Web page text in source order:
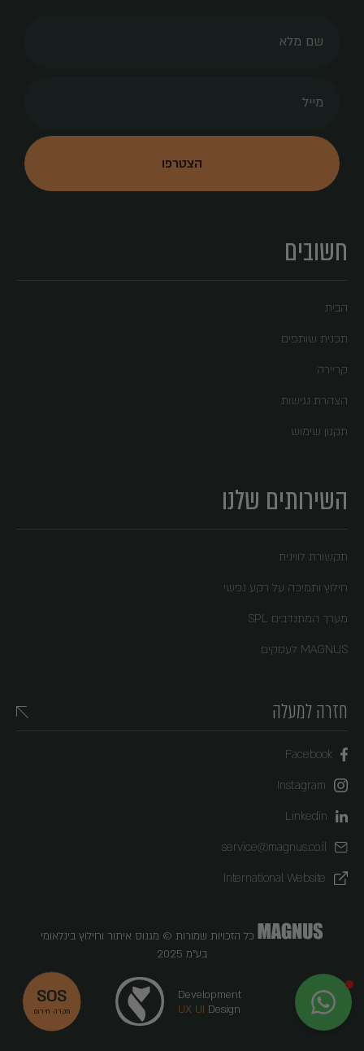
SOS
מקרה חירום
חשובים
הבית
תכנית שותפים
קריירה
הצהרת נגישות
תקנון שימוש
השירותים שלנו
תקשורת לווינית
חילוץ ותמיכה על רקע נפשי
מערך המתנדבים SPL
MAGNUS לעסקים
חזרה למעלה
Facebook
Instagram
Linkedin
service@magnus.co.il
International Website
כל הזכויות שמורות © מגנוס איתור וחילוץ בינלאומי
בע"מ 2025
Development
UX UI DesignMAGNUS